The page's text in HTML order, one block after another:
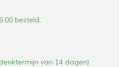
besteld,
van 14 dagen)